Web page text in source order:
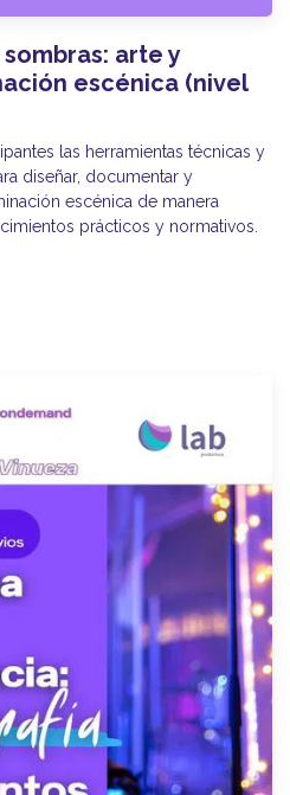
arte y
escénica (nivel
las herramientas técnicas y
diseñar, documentar y
escénica de manera
prácticos y normativos.